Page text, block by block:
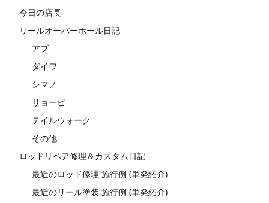
今日の店長
リールオーバーホール日記
アブ
ダイワ
シマノ
リョービ
テイルウォーク
その他
ロッドリペア修理＆カスタム日記
最近のロッド修理 施行例 (単発紹介)
最近のリール塗装 施行例 (単発紹介)